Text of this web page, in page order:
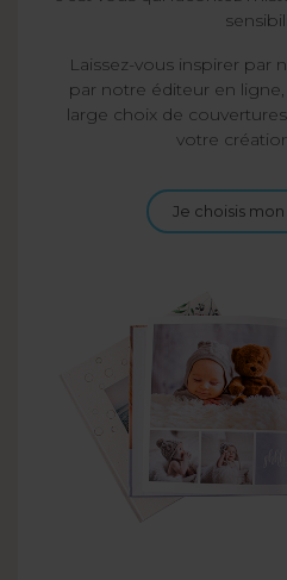
Laissez-vous inspirer par
par notre éditeur en
large choix de
votre
Je choisis